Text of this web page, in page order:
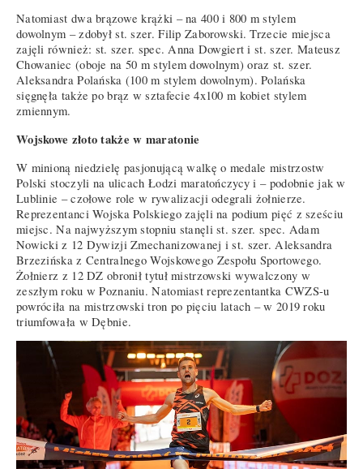
Natomiast dwa brązowe krążki – na 400 i 800 m stylem
dowolnym – zdobył st. szer. Filip Zaborowski. Trzecie miejsca
zajęli również: st. szer. spec. Anna Dowgiert i st. szer. Mateusz
Chowaniec (oboje na 50 m stylem dowolnym) oraz st. szer.
Aleksandra Polańska (100 m stylem dowolnym). Polańska
sięgnęła także po brąz w sztafecie 4x100 m kobiet stylem
zmiennym.
Wojskowe złoto także w maratonie
W minioną niedzielę pasjonującą walkę o medale mistrzostw
Polski stoczyli na ulicach Łodzi maratończycy i – podobnie jak w
Lublinie – czołowe role w rywalizacji odegrali żołnierze.
Reprezentanci Wojska Polskiego zajęli na podium pięć z sześciu
miejsc. Na najwyższym stopniu stanęli st. szer. spec. Adam
Nowicki z 12 Dywizji Zmechanizowanej i st. szer. Aleksandra
Brzezińska z Centralnego Wojskowego Zespołu Sportowego.
Żołnierz z 12 DZ obronił tytuł mistrzowski wywalczony w
zeszłym roku w Poznaniu. Natomiast reprezentantka CWZS-u
powróciła na mistrzowski tron po pięciu latach – w 2019 roku
triumfowała w Dębnie.